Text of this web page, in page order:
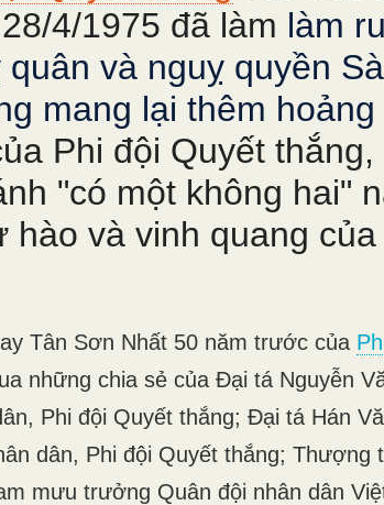
4/1975 đã làm làm
và nguỵ quyền
mang lại thêm hoảng
Phi đội Quyết
"có một không hai"
hào và vinh quang
Tân Sơn Nhất 50 năm trước của
những chia sẻ của Đại tá Nguyễn
Phi đội Quyết thắng; Đại tá Hán
dân, Phi đội Quyết thắng; Thượng
mưu trưởng Quân đội nhân dân